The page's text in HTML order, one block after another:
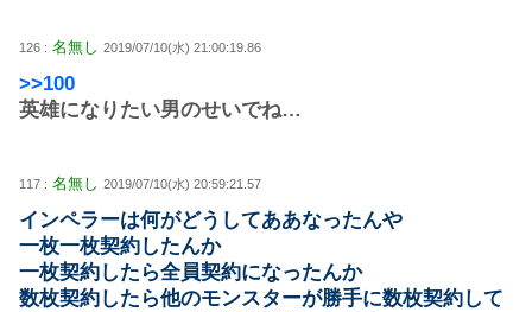
126 : 名無し 2019/07/10(水) 21:00:19.86
>>100
英雄になりたい男のせいでね…
117 : 名無し 2019/07/10(水) 20:59:21.57
インペラーは何がどうしてああなったんや
一枚一枚契約したんか
一枚契約したら全員契約になったんか
数枚契約したら他のモンスターが勝手に数枚契約して